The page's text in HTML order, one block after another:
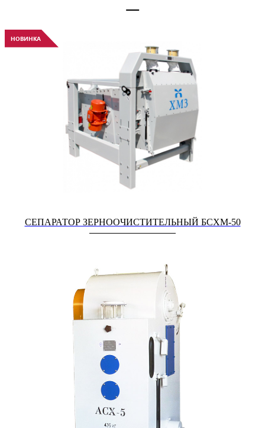
НОВИНКА
СЕПАРАТОР ЗЕРНООЧИСТИТЕЛЬНЫЙ БСХМ-50